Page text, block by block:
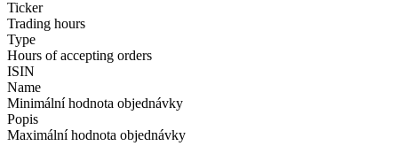
Ticker
Trading hours
Type
Hours of accepting orders
ISIN
Name
Minimální hodnota objednávky
Popis
Maximální hodnota objednávky